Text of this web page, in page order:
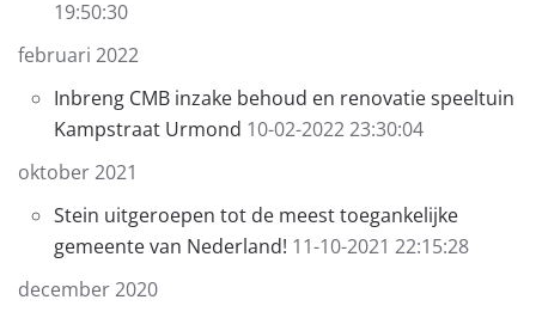
19:50:30
februari 2022
Inbreng CMB inzake behoud en renovatie speeltuin
Kampstraat Urmond 10-02-2022 23:30:04
oktober 2021
Stein uitgeroepen tot de meest toegankelijke
gemeente van Nederland! 11-10-2021 22:15:28
december 2020